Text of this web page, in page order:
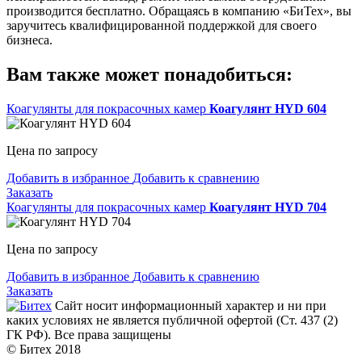
производится бесплатно. Обращаясь в компанию «БиТех», вы
заручитесь квалифицированной поддержкой для своего
бизнеса.
Вам также может понадобиться:
Коагулянты для покрасочных камер Коагулянт HYD 604
Цена по запросу
Добавить в избранное Добавить к сравнению
Заказать
Коагулянты для покрасочных камер Коагулянт HYD 704
Цена по запросу
Добавить в избранное Добавить к сравнению
Заказать
Сайт носит информационный характер и ни при
каких условиях не является публичной офертой (Ст. 437 (2)
ГК РФ). Все права защищены
© Битех 2018